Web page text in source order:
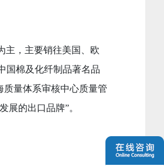
主，主要销往美国、欧
国棉及化纤制品著名品
质量体系审核中心质量管
展的出口品牌”。